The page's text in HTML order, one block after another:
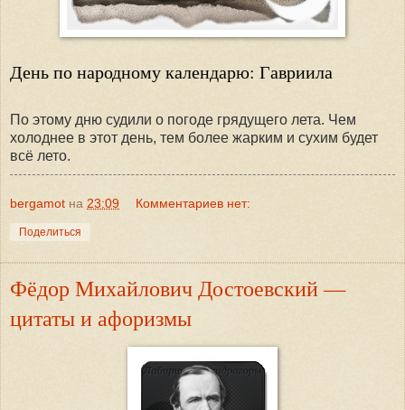
День по народному календарю: Гавриила
По этому дню судили о погоде грядущего лета. Чем
холоднее в этот день, тем более жарким и сухим будет
всё лето.
bergamot на 23:09 Комментариев нет:
Поделиться
Фёдор Михайлович Достоевский —
цитаты и афоризмы